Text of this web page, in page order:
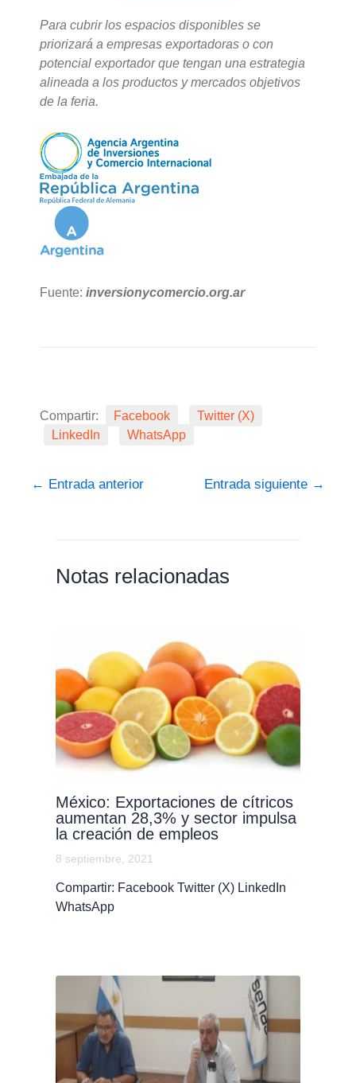
Para cubrir los espacios disponibles se
priorizará a empresas exportadoras o con
potencial exportador que tengan una estrategia
alineada a los productos y mercados objetivos
de la feria.
Fuente:inversionycomercio.org.ar
Compartir: Facebook
Twitter (X)
LinkedIn
WhatsApp
← Entrada anterior Entrada siguiente →
Notas relacionadas
México: Exportaciones de cítricos
aumentan 28,3% y sector impulsa
la creación de empleos
8 septiembre, 2021
Compartir: Facebook Twitter (X) LinkedIn
WhatsApp